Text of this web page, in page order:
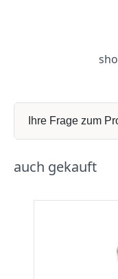
Ihre Frage zum
auch gekauft